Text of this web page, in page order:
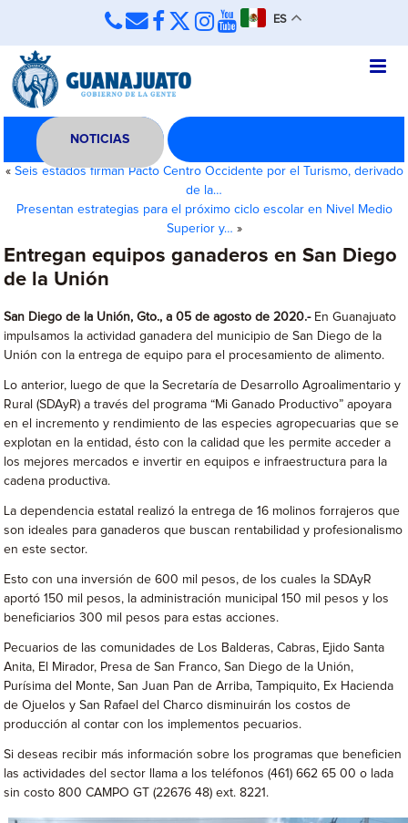
ES
NOTICIAS
« Seis estados firman Pacto Centro Occidente por el Turismo, derivado
de la…
Presentan estrategias para el próximo ciclo escolar en Nivel Medio
Superior y… »
Entregan equipos ganaderos en San Diego
de la Unión
San Diego de la Unión, Gto., a 05 de agosto de 2020.- En Guanajuato
impulsamos la actividad ganadera del municipio de San Diego de la
Unión con la entrega de equipo para el procesamiento de alimento.
Lo anterior, luego de que la Secretaría de Desarrollo Agroalimentario y
Rural (SDAyR) a través del programa “Mi Ganado Productivo” apoyara
en el incremento y rendimiento de las especies agropecuarias que se
explotan en la entidad, ésto con la calidad que les permite acceder a
los mejores mercados e invertir en equipos e infraestructura para la
cadena productiva.
La dependencia estatal realizó la entrega de 16 molinos forrajeros que
son ideales para ganaderos que buscan rentabilidad y profesionalismo
en este sector.
Esto con una inversión de 600 mil pesos, de los cuales la SDAyR
aportó 150 mil pesos, la administración municipal 150 mil pesos y los
beneficiarios 300 mil pesos para estas acciones.
Pecuarios de las comunidades de Los Balderas, Cabras, Ejido Santa
Anita, El Mirador, Presa de San Franco, San Diego de la Unión,
Purísima del Monte, San Juan Pan de Arriba, Tampiquito, Ex Hacienda
de Ojuelos y San Rafael del Charco disminuirán los costos de
producción al contar con los implementos pecuarios.
Si deseas recibir más información sobre los programas que beneficien
las actividades del sector llama a los teléfonos (461) 662 65 00 o lada
sin costo 800 CAMPO GT (22676 48) ext. 8221.